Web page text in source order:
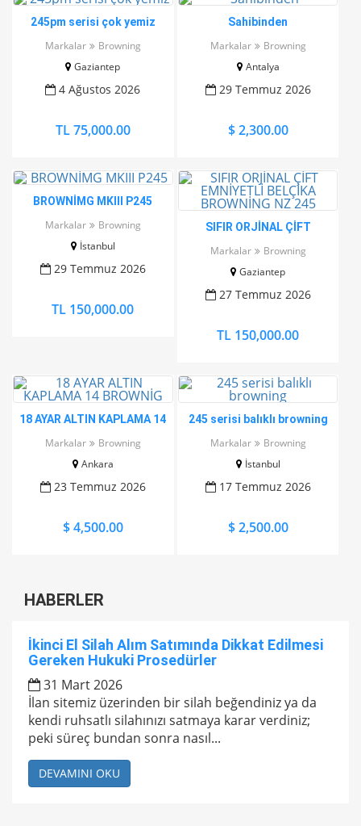
245pm serisi çok yemiz
Markalar
Browning
Gaziantep
4 Ağustos 2026
TL 75,000.00
Sahibinden
Markalar
Browning
Antalya
29 Temmuz 2026
$ 2,300.00
BROWNİMG MKIII P245
Markalar
Browning
İstanbul
29 Temmuz 2026
TL 150,000.00
SIFIR ORJİNAL ÇİFT
BROWNİNG NZ 245
Markalar
Browning
Gaziantep
27 Temmuz 2026
TL 150,000.00
18 AYAR ALTIN KAPLAMA 14
Markalar
Browning
Ankara
23 Temmuz 2026
$ 4,500.00
245 serisi balıklı browning
Markalar
Browning
İstanbul
17 Temmuz 2026
$ 2,500.00
HABERLER
İkinci El Silah Alım Satımında Dikkat Edilmesi
Gereken Hukuki Prosedürler
31 Mart 2026
İlan sitemiz üzerinden bir silah beğendiniz ya da
kendi ruhsatlı silahınızı satmaya karar verdiniz;
peki süreç bundan sonra nasıl...
DEVAMINI OKU